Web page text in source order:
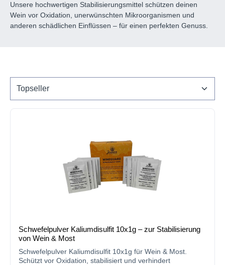
Unsere hochwertigen Stabilisierungsmittel schützen deinen
Wein vor Oxidation, unerwünschten Mikroorganismen und
anderen schädlichen Einflüssen – für einen perfekten Genuss.
Schwefelpulver Kaliumdisulfit 10x1g – zur Stabilisierung
von Wein & Most
Schwefelpulver Kaliumdisulfit 10x1g für Wein & Most.
Schützt vor Oxidation, stabilisiert und verhindert